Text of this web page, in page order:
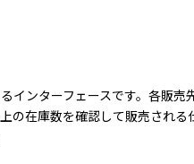
インターフェースです。各販売
の在庫数を確認して販売される